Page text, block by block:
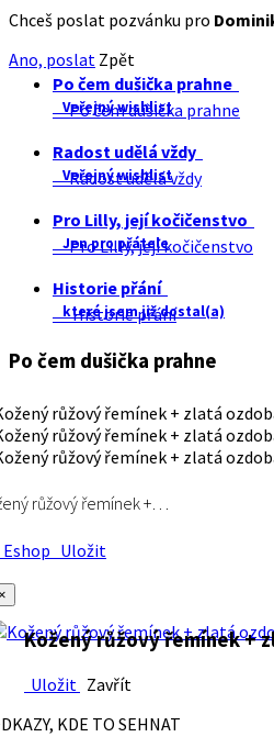
Chceš poslat pozvánku pro
Ano, poslat Zpět
Po čem dušička prahne
Veřejný wishlist
Po čem dušička prahne
Radost udělá vždy
Veřejný wishlist
Radost udělá vždy
Pro Lilly, její kočičenstvo
Jen pro přátele
Pro Lilly, její kočičenstvo
Historie přání
které jsem již dostal(a)
Historie přání
Po čem dušička prahne
růžový řemínek +…
Uložit
Kožený růžový řemínek +
Uložit Zavřít
KDE TO SEHNAT